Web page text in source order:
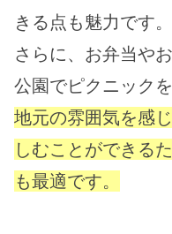
きる点も魅力です。
さらに、お弁当や
公園でピクニック
地元の雰囲気を感
しむことができる
も最適です。